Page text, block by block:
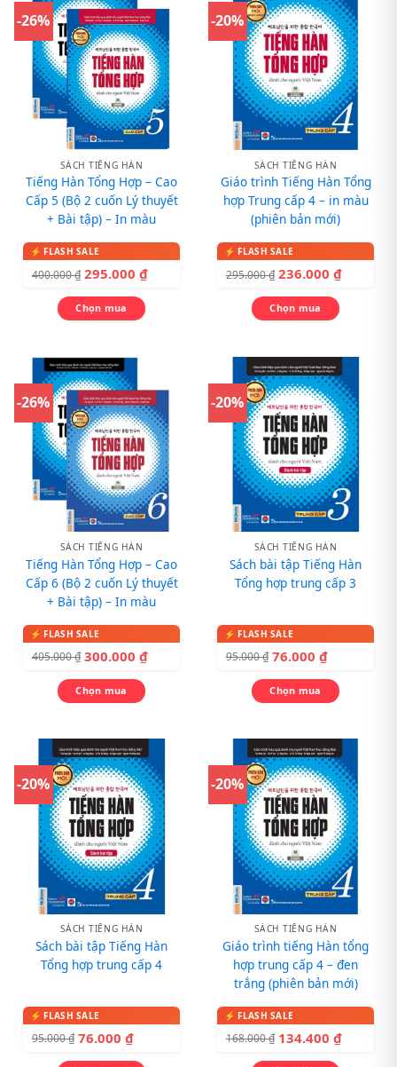
-26%
SÁCH TIẾNG HÀN
Tiếng Hàn Tổng Hợp – Cao
Cấp 5 (Bộ 2 cuốn Lý thuyết
+ Bài tập) – In màu
400.000₫ 295.000 ₫
Chọn mua
-20%
SÁCH TIẾNG HÀN
Giáo trình Tiếng Hàn Tổng
hợp Trung cấp 4 – in màu
(phiên bản mới)
295.000₫ 236.000 ₫
Chọn mua
-26%
SÁCH TIẾNG HÀN
Tiếng Hàn Tổng Hợp – Cao
Cấp 6 (Bộ 2 cuốn Lý thuyết
+ Bài tập) – In màu
405.000₫ 300.000 ₫
Chọn mua
-20%
SÁCH TIẾNG HÀN
Sách bài tập Tiếng Hàn
Tổng hợp trung cấp 3
95.000₫ 76.000 ₫
Chọn mua
-20%
SÁCH TIẾNG HÀN
Sách bài tập Tiếng Hàn
Tổng hợp trung cấp 4
95.000₫ 76.000 ₫
-20%
SÁCH TIẾNG HÀN
Giáo trình tiếng Hàn tổng
hợp trung cấp 4 – đen
trắng (phiên bản mới)
168.000₫ 134.400 ₫